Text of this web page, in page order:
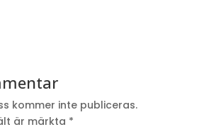
kommer inte publiceras.
är märkta *